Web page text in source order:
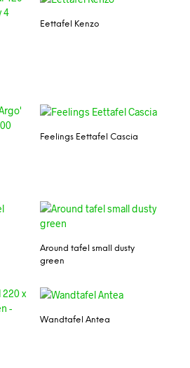
Eettafel Kenzo
Feelings Eettafel Cascia
Around tafel small dusty
green
Wandtafel Antea